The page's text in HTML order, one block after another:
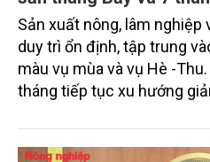
Tình hình sản xuất
sản tháng Bảy và 7
Sản xuất nông, lâm nghiệp
duy trì ổn định, tập trung
màu vụ mùa và vụ Hè -
tháng tiếp tục xu hướng
triển ổn định; chăn nuôi